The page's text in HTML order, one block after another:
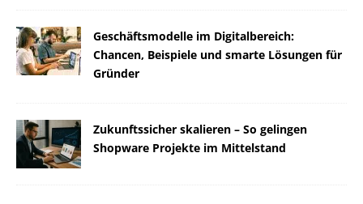
Geschäftsmodelle im Digitalbereich:
Chancen, Beispiele und smarte Lösungen für
Gründer
Zukunftssicher skalieren – So gelingen
Shopware Projekte im Mittelstand